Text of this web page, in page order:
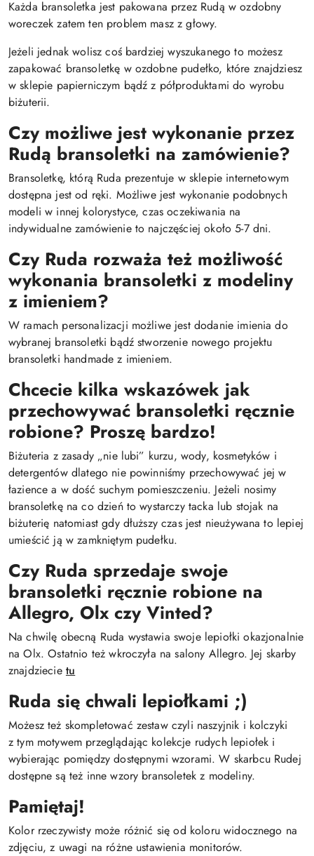
Każda bransoletka jest pakowana przez Rudą w ozdobny
woreczek zatem ten problem masz z głowy.
Jeżeli jednak wolisz coś bardziej wyszukanego to możesz
zapakować bransoletkę w ozdobne pudełko, które znajdziesz
w sklepie papierniczym bądź z półproduktami do wyrobu
biżuterii.
Czy możliwe jest wykonanie przez
Rudą bransoletki na zamówienie?
Bransoletkę, którą Ruda prezentuje w sklepie internetowym
dostępna jest od ręki. Możliwe jest wykonanie podobnych
modeli w innej kolorystyce, czas oczekiwania na
indywidualne zamówienie to najczęściej około 5-7 dni.
Czy Ruda rozważa też możliwość
wykonania bransoletki z modeliny
z imieniem?
W ramach personalizacji możliwe jest dodanie imienia do
wybranej bransoletki bądź stworzenie nowego projektu
bransoletki handmade z imieniem.
Chcecie kilka wskazówek jak
przechowywać bransoletki ręcznie
robione? Proszę bardzo!
Biżuteria z zasady „nie lubi” kurzu, wody, kosmetyków i
detergentów dlatego nie powinniśmy przechowywać jej w
łazience a w dość suchym pomieszczeniu. Jeżeli nosimy
bransoletkę na co dzień to wystarczy tacka lub stojak na
biżuterię natomiast gdy dłuższy czas jest nieużywana to lepiej
umieścić ją w zamkniętym pudełku.
Czy Ruda sprzedaje swoje
bransoletki ręcznie robione na
Allegro, Olx czy Vinted?
Na chwilę obecną Ruda wystawia swoje lepiołki okazjonalnie
na Olx. Ostatnio też wkroczyła na salony Allegro. Jej skarby
znajdziecie tu
Ruda się chwali lepiołkami ;)
Możesz też skompletować zestaw czyli naszyjnik i kolczyki
z tym motywem przeglądając kolekcje rudych lepiołek i
wybierając pomiędzy dostępnymi wzorami. W skarbcu Rudej
dostępne są też inne wzory bransoletek z modeliny.
Pamiętaj!
Kolor rzeczywisty może różnić się od koloru widocznego na
zdjęciu, z uwagi na różne ustawienia monitorów.